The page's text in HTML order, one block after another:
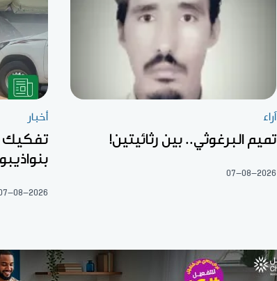
آراء
تميم البرغوثي.. بين رثائيتين!
07-08-2026
أخبار
تفكيك
08-2026